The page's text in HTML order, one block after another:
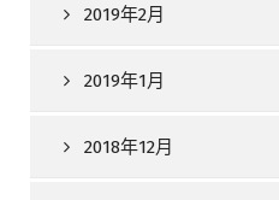
2019年2月
2019年1月
2018年12月